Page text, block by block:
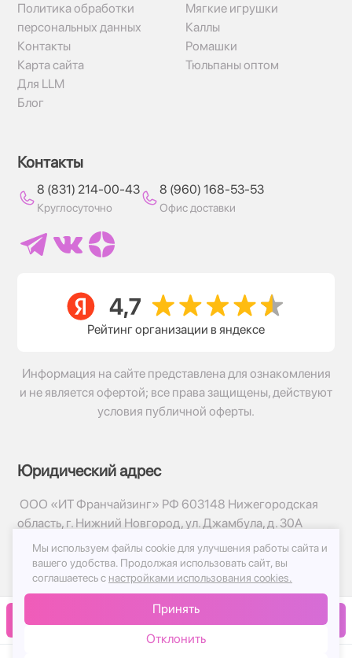
В корзину
Политика обработки
персональных данных
Контакты
Карта сайта
Для LLM
Блог
Мягкие игрушки
Каллы
Ромашки
Тюльпаны оптом
Контакты
8 (831) 214-00-43
Круглосуточно
8 (960) 168-53-53
Офис доставки
Рейтинг организации в яндексе
Информация на сайте представлена для ознакомления
и не является офертой; все права защищены, действуют
условия публичной оферты.
Юридический адрес
ООО «ИТ Франчайзинг» РФ 603148 Нижегородская
область, г. Нижний Новгород, ул. Джамбула, д. 30А
© 2017-2026г, База Цветов 24.ру
Политика конфиденциальности
Публичная оферта
Мы используем файлы cookie для улучшения работы сайта и
вашего удобства. Продолжая использовать сайт, вы
соглашаетесь с настройками использования cookies.
Принять
Отклонить